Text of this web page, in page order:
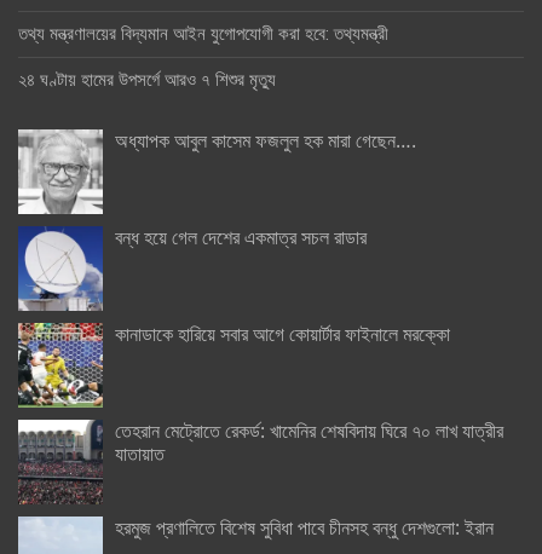
তথ্য মন্ত্রণালয়ের বিদ্যমান আইন যুগোপযোগী করা হবে: তথ্যমন্ত্রী
২৪ ঘণ্টায় হামের উপসর্গে আরও ৭ শিশুর মৃত্যু
অধ্যাপক আবুল কাসেম ফজলুল হক মারা গেছেন….
বন্ধ হয়ে গেল দেশের একমাত্র সচল রাডার
কানাডাকে হারিয়ে সবার আগে কোয়ার্টার ফাইনালে মরক্কো
তেহরান মেট্রোতে রেকর্ড: খামেনির শেষবিদায় ঘিরে ৭০ লাখ যাত্রীর
যাতায়াত
হরমুজ প্রণালিতে বিশেষ সুবিধা পাবে চীনসহ বন্ধু দেশগুলো: ইরান